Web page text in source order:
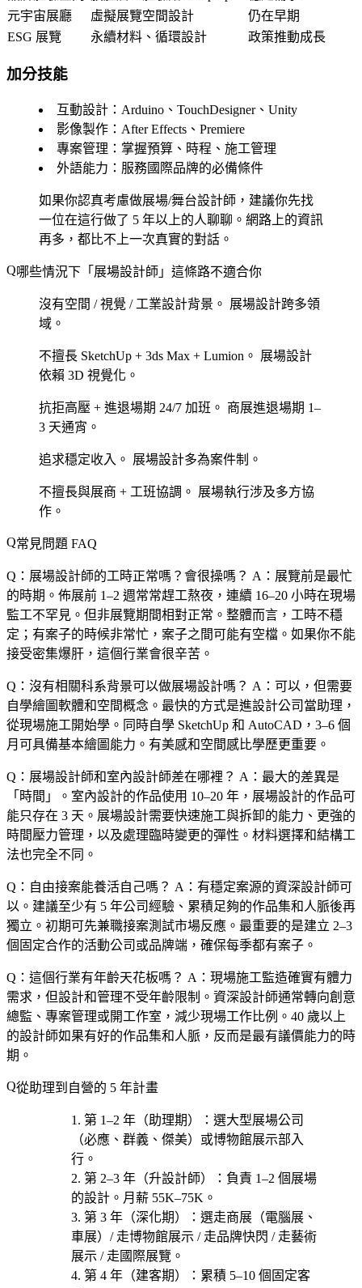
元宇宙展廳
虛擬展覽空間設計
仍在早期
ESG 展覽
永續材料、循環設計 政策推動成長
加分技能
互動設計 ：Arduino、TouchDesigner、Unity
影像製作 ：After Effects、Premiere
專案管理 ：掌握預算、時程、施工管理
外語能力 ：服務國際品牌的必備條件
如果你認真考慮做展場/舞台設計師，建議你先找
一位在這行做了 5 年以上的人聊聊。網路上的資訊
再多，都比不上一次真實的對話。
哪些情況下「展場設計師」這條路不適合你
沒有空間 / 視覺 / 工業設計背景。 展場設計跨多領
域。
不擅長 SketchUp + 3ds Max + Lumion。 展場設計
依賴 3D 視覺化。
抗拒高壓 + 進退場期 24/7 加班。 商展進退場期 1–
3 天通宵。
追求穩定收入。 展場設計多為案件制。
不擅長與展商 + 工班協調。 展場執行涉及多方協
作。
常見問題 FAQ
Q：展場設計師的工時正常嗎？會很操嗎？ A：展覽前是最忙
的時期。佈展前 1–2 週常常趕工熬夜，連續 16–20 小時在現場
監工不罕見。但非展覽期間相對正常。整體而言，工時不穩
定；有案子的時候非常忙，案子之間可能有空檔。如果你不能
接受密集爆肝，這個行業會很辛苦。
Q：沒有相關科系背景可以做展場設計嗎？ A：可以，但需要
自學繪圖軟體和空間概念。最快的方式是進設計公司當助理，
從現場施工開始學。同時自學 SketchUp 和 AutoCAD，3–6 個
月可具備基本繪圖能力。有美感和空間感比學歷更重要。
Q：展場設計師和室內設計師差在哪裡？ A：最大的差異是
「時間」。室內設計的作品使用 10–20 年，展場設計的作品可
能只存在 3 天。展場設計需要快速施工與拆卸的能力、更強的
時間壓力管理，以及處理臨時變更的彈性。材料選擇和結構工
法也完全不同。
Q：自由接案能養活自己嗎？ A：有穩定案源的資深設計師可
以。建議至少有 5 年公司經驗、累積足夠的作品集和人脈後再
獨立。初期可先兼職接案測試市場反應。最重要的是建立 2–3
個固定合作的活動公司或品牌端，確保每季都有案子。
Q：這個行業有年齡天花板嗎？ A：現場施工監造確實有體力
需求，但設計和管理不受年齡限制。資深設計師通常轉向創意
總監、專案管理或開工作室，減少現場工作比例。40 歲以上
的設計師如果有好的作品集和人脈，反而是最有議價能力的時
期。
從助理到自營的 5 年計畫
第 1–2 年（助理期） ：選大型展場公司
（必應、群義、傑美）或博物館展示部 入
行。
第 2–3 年（升設計師）
：負責 1–2 個展場
的設計。月薪 55K–75K。
第 3 年（深化期）
：選走商展（電腦展、
車展）/ 走博物館展示 / 走品牌快閃 / 走藝術
展示 / 走國際展覽 。
第 4 年（建客期）
：累積 5–10 個固定客